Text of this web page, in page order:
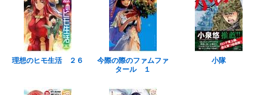
理想のヒモ生活 ２６
今際の際のファムファ
タール １
小隊